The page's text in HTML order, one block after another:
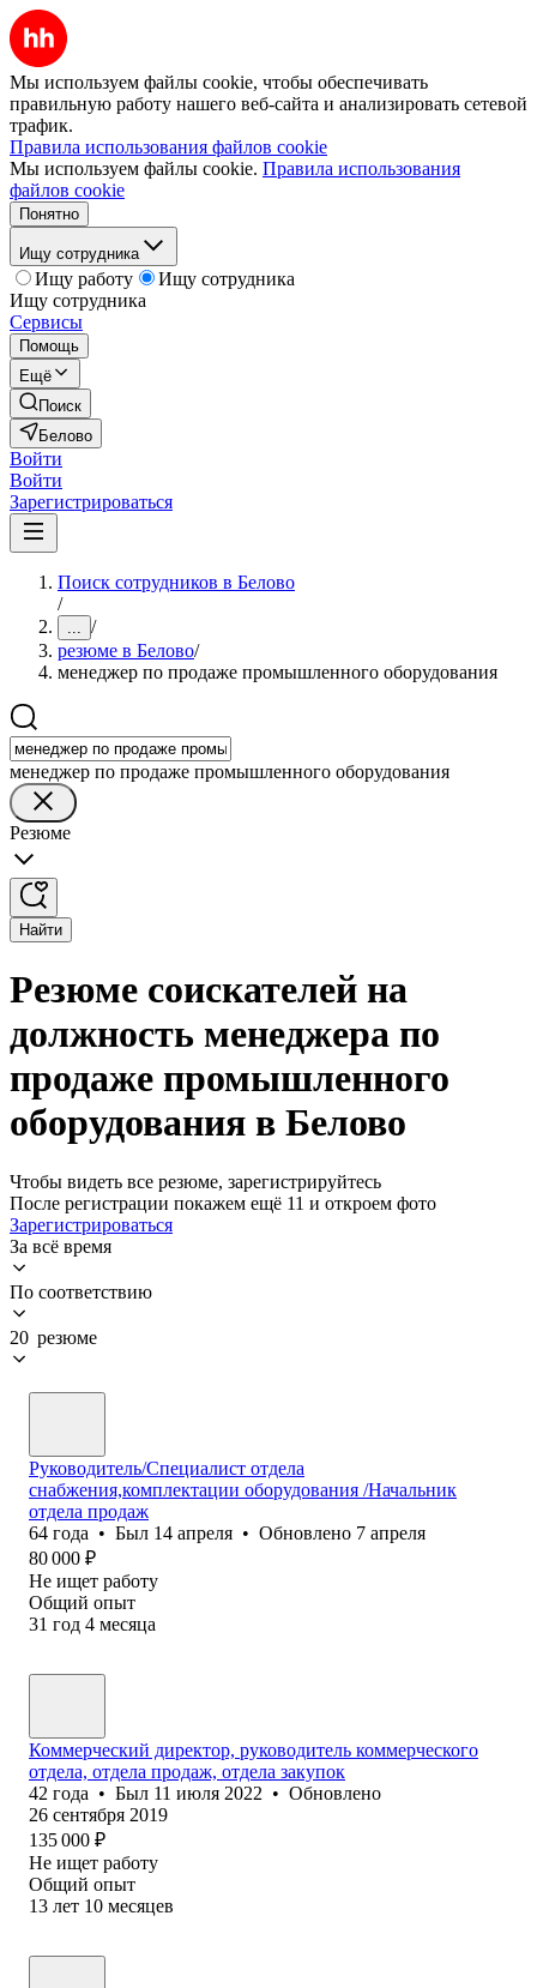
Мы используем файлы cookie, чтобы обеспечивать
правильную работу нашего веб-сайта и анализировать сетевой
трафик.
Правила использования файлов cookie
Мы используем файлы cookie. Правила использования
файлов cookie
Понятно
Ищу сотрудника
Ищу работу
Ищу сотрудника
Ищу сотрудника
Сервисы
Помощь
Ещё
Поиск
Белово
Войти
Войти
Зарегистрироваться
Поиск сотрудников в Белово
/
... /
резюме в Белово/
менеджер по продаже промышленного оборудования
менеджер по продаже промышленного оборудования
Резюме
Найти
Резюме соискателей на
должность менеджера по
продаже промышленного
оборудования в Белово
Чтобы видеть все резюме, зарегистрируйтесь
После регистрации покажем ещё 11 и откроем фото
Зарегистрироваться
За всё время
По соответствию
20 резюме
Руководитель/Специалист отдела
снабжения,комплектации оборудования /Начальник
отдела продаж
64 года • Был 14 апреля • Обновлено 7 апреля
80 000 ₽
Не ищет работу
Общий опыт
31 год 4 месяца
Коммерческий директор, руководитель коммерческого
отдела, отдела продаж, отдела закупок
42 года • Был 11 июля 2022 • Обновлено
26 сентября 2019
135 000 ₽
Не ищет работу
Общий опыт
13 лет 10 месяцев